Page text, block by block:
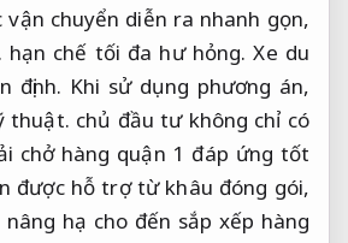
vận chuyển diễn ra nhanh gọn,
hạn chế tối đa hư hỏng.Xe du
định. Khi sử dụng phương án,
thuật. chủ đầu tư không chỉ có
chở hàng quận 1 đáp ứng tốt
được hỗ trợ từ khâu đóng gói,
nâng hạ cho đến sắp xếp hàng